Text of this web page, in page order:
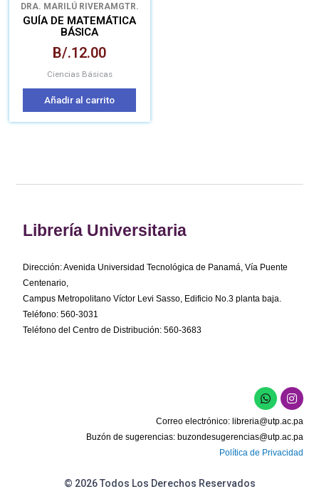
DRA. MARILÚ RIVERAMGTR.
ALEJANDRO
HERNÁNDEZMGTR. PEDRO
SALAMANCA
GUÍA DE MATEMÁTICA
BÁSICA
B/.12.00
Ciencias Básicas
Añadir al carrito
Librería Universitaria
Dirección: Avenida Universidad Tecnológica de Panamá, Vía Puente
Centenario,
Campus Metropolitano Víctor Levi Sasso, Edificio No.3 planta baja.
Teléfono: 560-3031
Teléfono del Centro de Distribución: 560-3683
W
h
a
t
s
a
p
I
n
s
t
a
g
r
Correo electrónico: libreria@utp.ac.pa
Buzón de sugerencias: buzondesugerencias@utp.ac.pa
Política de Privacidad
© 2026 Todos Los Derechos Reservados